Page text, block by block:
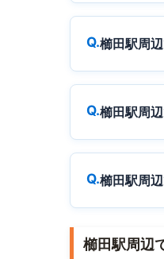
櫛田駅周
櫛田駅周
櫛田駅周
櫛田駅周辺